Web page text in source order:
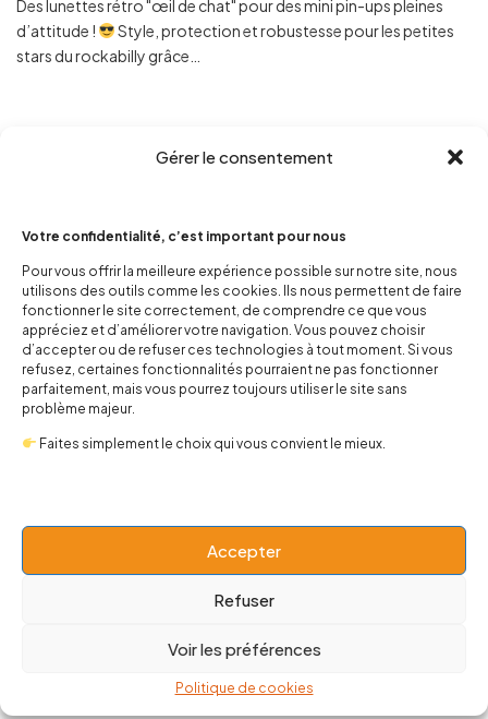
Gérer le consentement
Votre confidentialité, c’est important pour nous
Pour vous offrir la meilleure expérience possible sur notre site, nous
utilisons des outils comme les cookies. Ils nous permettent de faire
fonctionner le site correctement, de comprendre ce que vous
appréciez et d’améliorer votre navigation. Vous pouvez choisir
d’accepter ou de refuser ces technologies à tout moment. Si vous
refusez, certaines fonctionnalités pourraient ne pas fonctionner
parfaitement, mais vous pourrez toujours utiliser le site sans
problème majeur.
Faites simplement le choix qui vous convient le mieux.
Accepter
Refuser
Voir les préférences
Politique de cookies
Des lunettes rétro "œil de chat" pour des mini pin-ups pleines
d’attitude !
Style, protection et robustesse pour les petites
stars du rockabilly grâce…